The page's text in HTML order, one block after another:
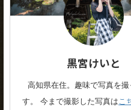
黒宮けいと
高知県在住。趣味で写真を撮
す。 今まで撮影した写真はこ